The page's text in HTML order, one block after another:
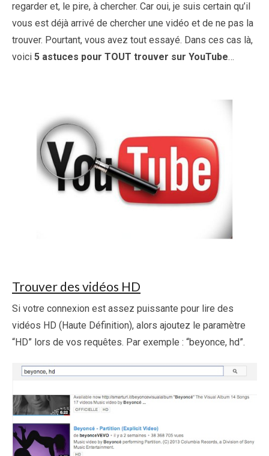
regarder et, le pire, à chercher. Car oui, je suis certain qu’il
vous est déjà arrivé de chercher une vidéo et de ne pas la
trouver. Pourtant, vous avez tout essayé. Dans ces cas là,
voici 5 astuces pour TOUT trouver sur YouTube…
Trouver des vidéos HD
Si votre connexion est assez puissante pour lire des
vidéos HD (Haute Définition), alors ajoutez le paramètre
“HD” lors de vos requêtes. Par exemple : “beyonce, hd”.